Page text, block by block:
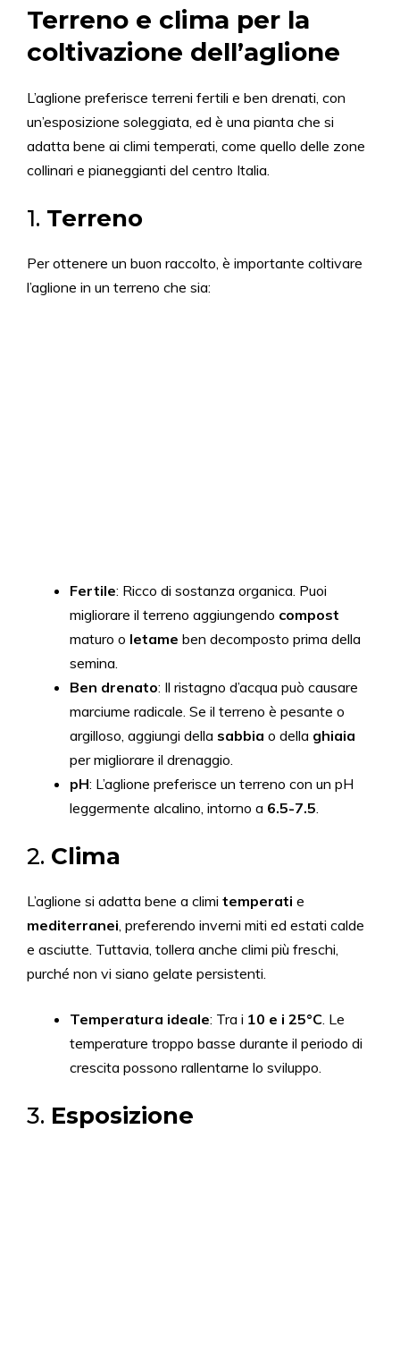
Terreno e clima per la
coltivazione dell’aglione
L’aglione preferisce terreni fertili e ben drenati, con
un’esposizione soleggiata, ed è una pianta che si
adatta bene ai climi temperati, come quello delle zone
collinari e pianeggianti del centro Italia.
1. Terreno
Per ottenere un buon raccolto, è importante coltivare
l’aglione in un terreno che sia:
Fertile: Ricco di sostanza organica. Puoi
migliorare il terreno aggiungendo compost
maturo o letame ben decomposto prima della
semina.
Ben drenato: Il ristagno d’acqua può causare
marciume radicale. Se il terreno è pesante o
argilloso, aggiungi della sabbia o della ghiaia
per migliorare il drenaggio.
pH: L’aglione preferisce un terreno con un pH
leggermente alcalino, intorno a 6.5-7.5.
2. Clima
L’aglione si adatta bene a climi temperati e
mediterranei, preferendo inverni miti ed estati calde
e asciutte. Tuttavia, tollera anche climi più freschi,
purché non vi siano gelate persistenti.
Temperatura ideale: Tra i 10 e i 25°C. Le
temperature troppo basse durante il periodo di
crescita possono rallentarne lo sviluppo.
3. Esposizione